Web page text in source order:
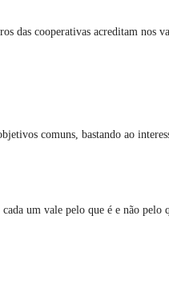
das cooperativas acreditam nos
comuns, bastando ao
um vale pelo que é e não pelo